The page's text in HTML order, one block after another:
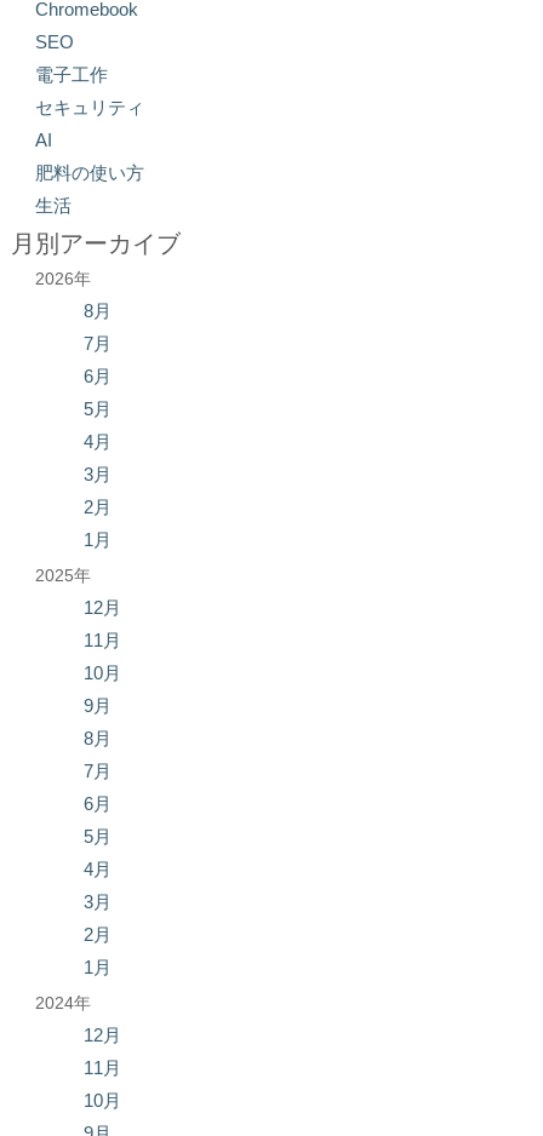
Chromebook
SEO
電子工作
セキュリティ
AI
肥料の使い方
生活
月別アーカイブ
2026年
8月
7月
6月
5月
4月
3月
2月
1月
2025年
12月
11月
10月
9月
8月
7月
6月
5月
4月
3月
2月
1月
2024年
12月
11月
10月